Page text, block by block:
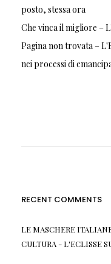
posto, stessa ora
Che vinca il migliore –
Pagina non trovata –
nei processi di
RECENT COMMENTS
LE MASCHERE
CULTURA - L'ECLISSE